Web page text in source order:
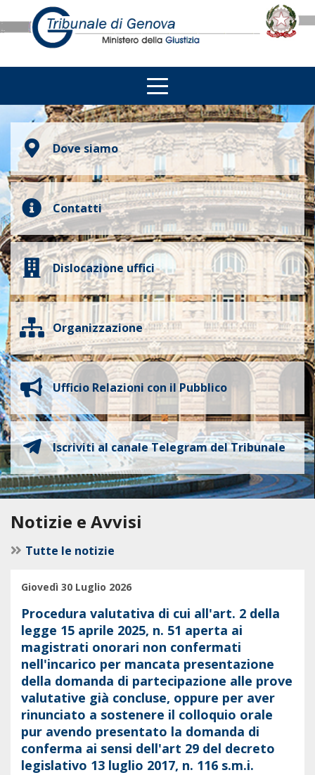
Dove siamo
Contatti
Dislocazione uffici
Organizzazione
Ufficio Relazioni con il Pubblico
Iscriviti al canale Telegram del Tribunale
Notizie e Avvisi
Tutte le notizie
Giovedì 30 Luglio 2026
Procedura valutativa di cui all'art. 2 della
legge 15 aprile 2025, n. 51 aperta ai
magistrati onorari non confermati
nell'incarico per mancata presentazione
della domanda di partecipazione alle prove
valutative già concluse, oppure per aver
rinunciato a sostenere il colloquio orale
pur avendo presentato la domanda di
conferma ai sensi dell'art 29 del decreto
legislativo 13 luglio 2017, n. 116 s.m.i.